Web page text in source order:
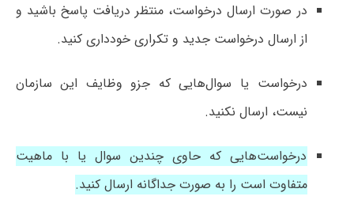
در صورت ارسال درخواست، منتظر دریافت پاسخ باشید و
از ارسال درخواست جدید و تکراری خودداری کنید.
درخواست یا سوال‌هایی که جزو وظایف این سازمان
نیست، ارسال نکنید.
درخواست‌هایی که حاوی چندین سوال یا با ماهیت
متفاوت است را به صورت جداگانه ارسال کنید.